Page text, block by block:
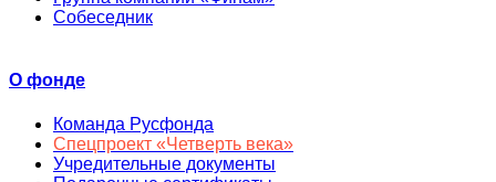
Собеседник
О фонде
Команда Русфонда
Спецпроект «Четверть века»
Учредительные документы